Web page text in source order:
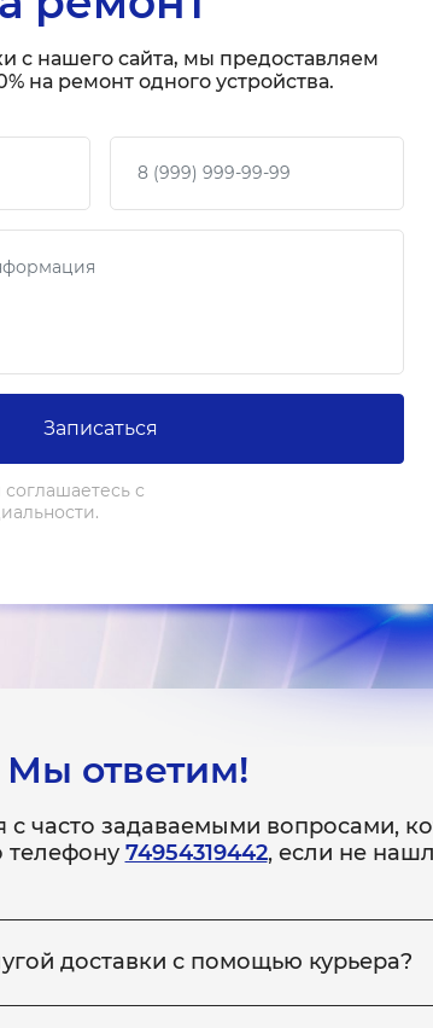
с нашего сайта, мы предоставляем
на ремонт одного устройства.
Ваш телефон
Записаться
с
Мы ответим!
с часто задаваемыми вопросами,
телефону 74954319442, если не
доставки с помощью курьера?
привезти неисправное устройство в